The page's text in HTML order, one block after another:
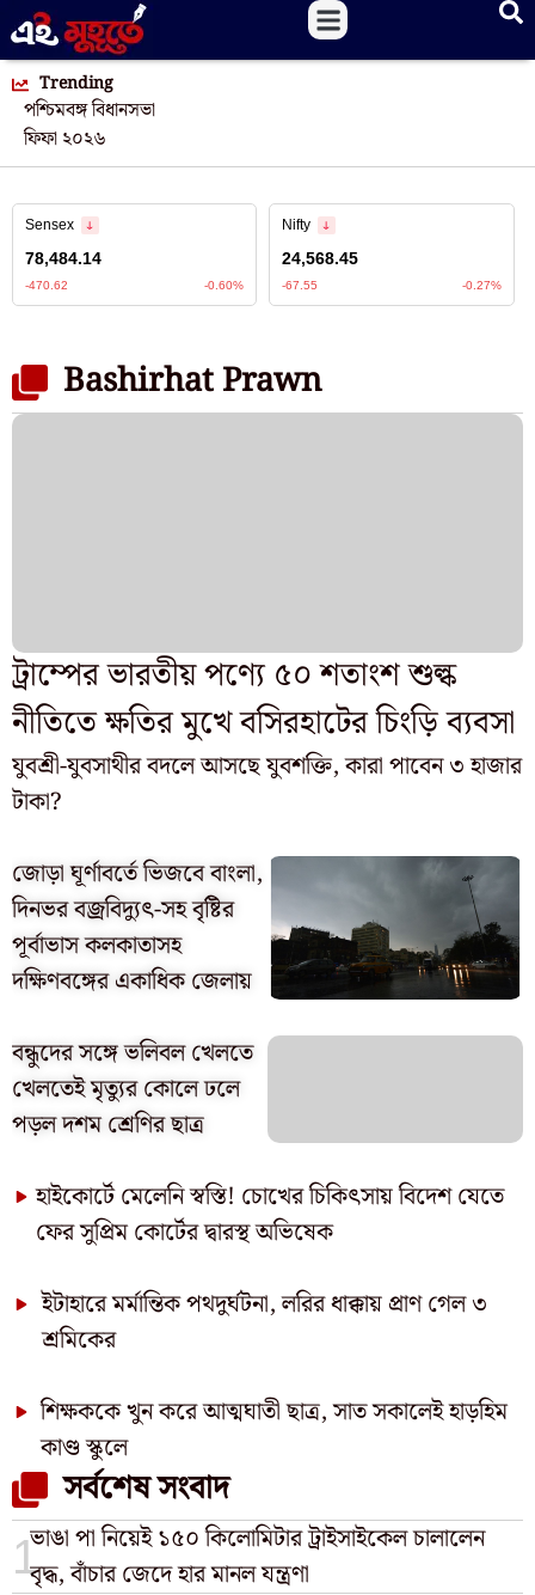
Trending
পশ্চিমবঙ্গ বিধানসভা
ফিফা ২০২৬
যুবশ্রী-যুবসাথীর বদলে আসছে যুবশক্তি, কারা পাবেন ৩ হাজার
টাকা?
জোড়া ঘূর্ণাবর্তে ভিজবে বাংলা,
দিনভর বজ্রবিদ্যুৎ-সহ বৃষ্টির
পূর্বাভাস কলকাতাসহ
দক্ষিণবঙ্গের একাধিক জেলায়
বন্ধুদের সঙ্গে ভলিবল খেলতে
খেলতেই মৃত্যুর কোলে ঢলে
পড়ল দশম শ্রেণির ছাত্র
হাইকোর্টে মেলেনি স্বস্তি! চোখের চিকিৎসায় বিদেশ যেতে
ফের সুপ্রিম কোর্টের দ্বারস্থ অভিষেক
ইটাহারে মর্মান্তিক পথদুর্ঘটনা, লরির ধাক্কায় প্রাণ গেল ৩
শ্রমিকের
শিক্ষককে খুন করে আত্মঘাতী ছাত্র, সাত সকালেই হাড়হিম
কাণ্ড স্কুলে
Bashirhat Prawn
ট্রাম্পের ভারতীয় পণ্যে ৫০ শতাংশ শুল্ক
নীতিতে ক্ষতির মুখে বসিরহাটের চিংড়ি ব্যবসা
সর্বশেষ সংবাদ
ভাঙা পা নিয়েই ১৫০ কিলোমিটার ট্রাইসাইকেল চালালেন
বৃদ্ধ, বাঁচার জেদে হার মানল যন্ত্রণা